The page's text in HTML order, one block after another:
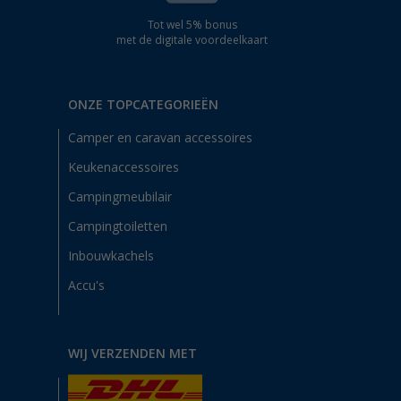
Tot wel 5% bonus
met de digitale voordeelkaart
ONZE TOPCATEGORIEËN
Camper en caravan accessoires
Keukenaccessoires
Campingmeubilair
Campingtoiletten
Inbouwkachels
Accu's
WIJ VERZENDEN MET